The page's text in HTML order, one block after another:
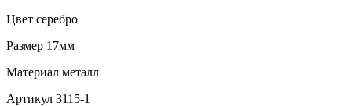
Цвет серебро
Размер 17мм
Материал металл
Артикул 3115-1